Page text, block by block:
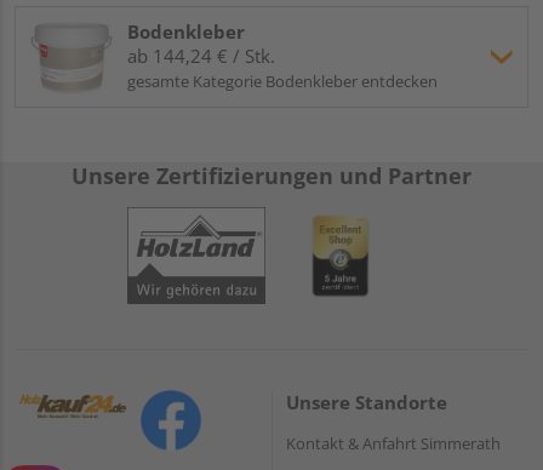
Bodenkleber
ab 144,24 € / Stk.
gesamte Kategorie Bodenkleber entdecken
Unsere Zertifizierungen und Partner
Unsere Standorte
Kontakt & Anfahrt Simmerath